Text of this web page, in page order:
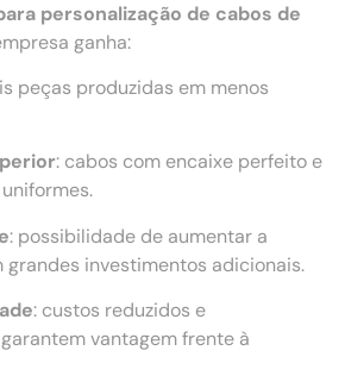
personalização de cabos de
ganha:
peças produzidas em menos
: cabos com encaixe perfeito e
: possibilidade de aumentar a
grandes investimentos adicionais.
: custos reduzidos e
vantagem frente à